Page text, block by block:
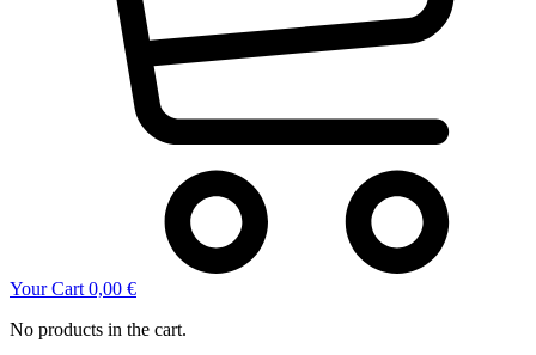
Your Cart 0,00 €
No products in the cart.